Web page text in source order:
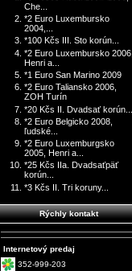
Che...
*2 Euro Luxembursko
2004,...
*100 Kčs III. Sto korún...
*2 Euro Luxembursko 2006,
Henri a...
*1 Euro San Marino 2009
*2 Euro Taliansko 2006,
ZOH Turín
*20 Kčs II. Dvadsať korún...
*2 Euro Belgicko 2008,
ľudské...
*2 Euro Luxemburgsko
2005, Henri a...
*25 Kčs IIa. Dvadsaťpäť
korún...
*3 Kčs II. Tri koruny...
Rýchly kontakt
Internetový predaj
352-999-203